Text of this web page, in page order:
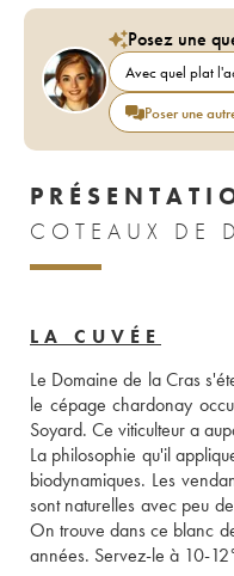
Posez une
Avec quel plat
Poser une
COTEAUX DE
LA CUVÉE
Le Domaine de la Cras
le cépage chardonay
Soyard. Ce viticulteur a
La philosophie qu'il
biodynamiques. Les
sont naturelles avec peu
On trouve dans ce blanc
années. Servez-le à 10-